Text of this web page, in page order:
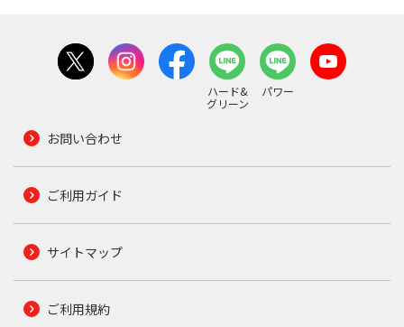
ハード&
グリーン
パワー
お問い合わせ
ご利用ガイド
サイトマップ
ご利用規約